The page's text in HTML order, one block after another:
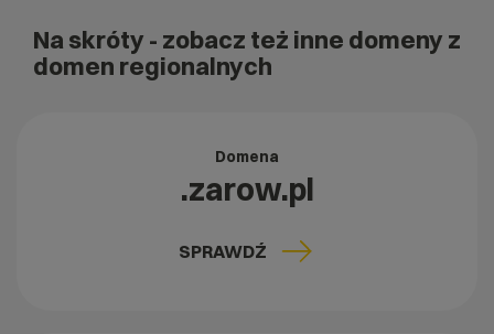
Na skróty - zobacz też inne domeny z
domen regionalnych
Domena
.zarow.pl
SPRAWDŹ